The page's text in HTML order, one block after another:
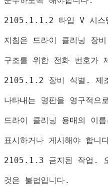
2105.1.1.2 타입 V 시스
지침은 드라이 클리닝 장
구조를 위한 전화 번호가
2105.1.2 장비 식별 . 제
나타내는 명판을 영구적으
드라이 클리닝 용매의 이
표시하거나 게시해야 합니
2105.1.3 금지된 작업 .
것은 불법입니다.